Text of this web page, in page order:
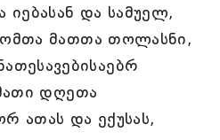
და სამუელ,
მათთა თოლასნი,
დღეთა
ათას და ექუსას,